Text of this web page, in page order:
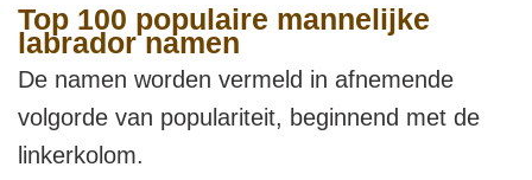
Top 100 populaire mannelijke
labrador namen
De namen worden vermeld in afnemende
volgorde van populariteit, beginnend met de
linkerkolom.